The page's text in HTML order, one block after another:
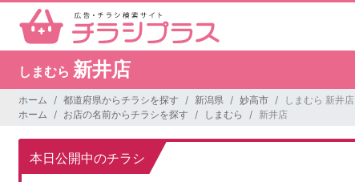
しまむら 新井店
ホーム 都道府県からチラシを探す 新潟県 妙高市
しまむら 新井店
ホーム
お店の名前からチラシを探す しまむら 新井店
本日公開中のチラシ